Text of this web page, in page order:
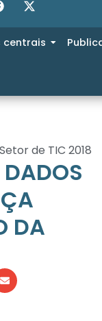
centrais
Setor de TIC 2018
DADOS
DA